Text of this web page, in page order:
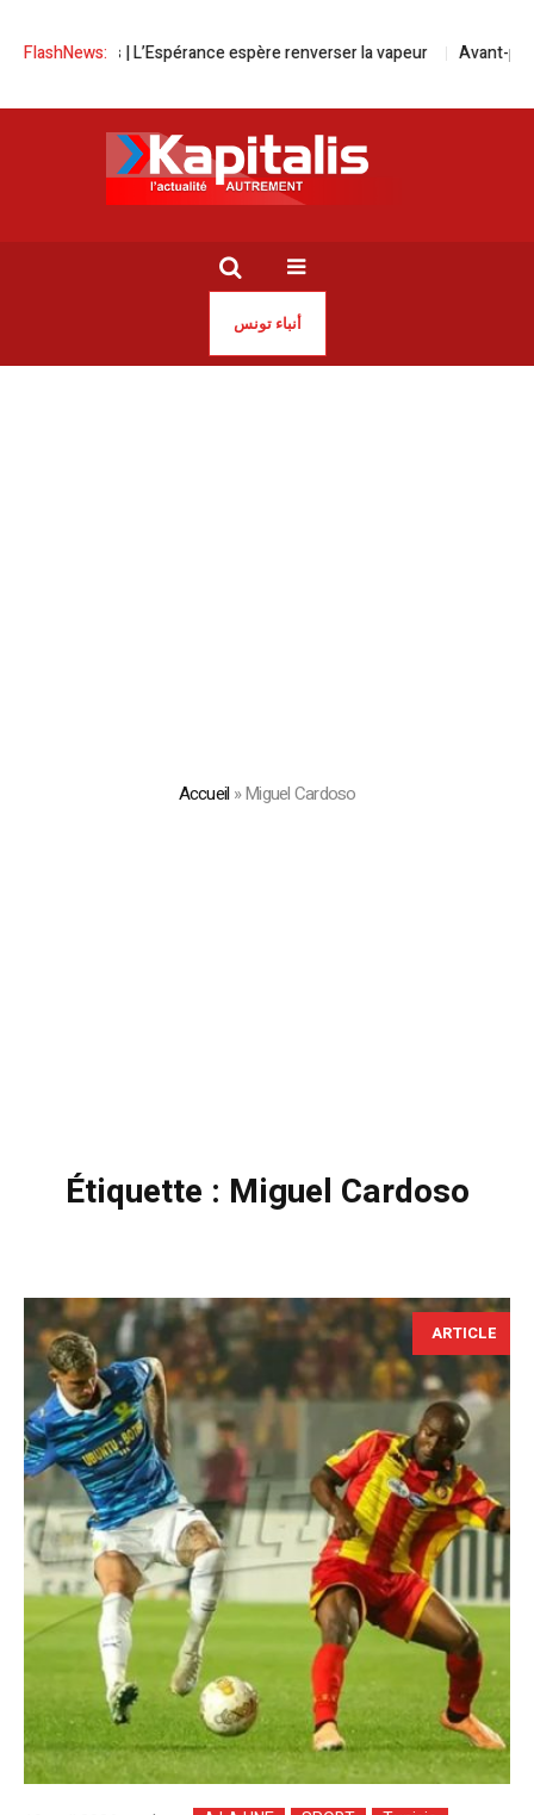
FlashNews:espère renverser la vapeur Avant-première à Marseille
أنباء تونس
Accueil »Miguel Cardoso
Étiquette : Miguel Cardoso
ARTICLE